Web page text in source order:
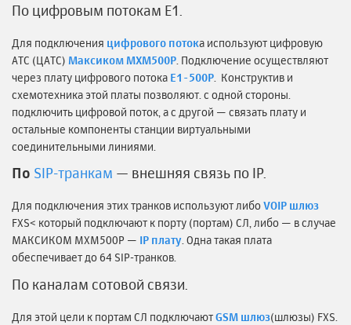
По цифровым потокам Е1.
Для подключения цифрового потока используют цифровую
АТС (ЦАТС) Максиком MXM500P . Подключение осуществляют
через плату цифрового потока Е1-500Р . Конструктив и
схемотехника этой платы позволяют. с одной стороны.
подключить цифровой поток, а с другой — связать плату и
остальные компоненты станции виртуальными
соединительными линиями.
По SIP-транкам — внешняя связь по IP.
Для подключения этих транков используют либоVOIP шлюз
FXS< который подключают к порту (портам) СЛ, либо — в случае
МАКСИКОМ MXM500P — IP плату. Одна такая плата
обеспечивает до 64 SIP-транков.
По каналам сотовой связи.
Для этой цели к портам СЛ подключаютGSM шлюз(шлюзы) FXS.